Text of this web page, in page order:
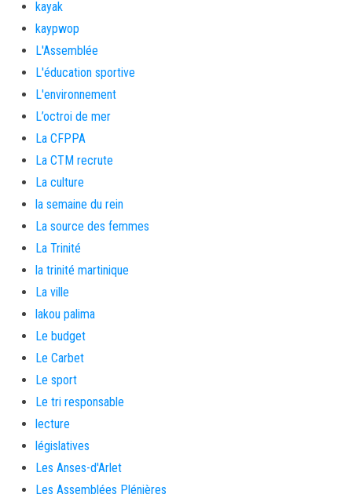
kayak
kaypwop
L'Assemblée
L'éducation sportive
L'environnement
L’octroi de mer
La CFPPA
La CTM recrute
La culture
la semaine du rein
La source des femmes
La Trinité
la trinité martinique
La ville
lakou palima
Le budget
Le Carbet
Le sport
Le tri responsable
lecture
législatives
Les Anses-d'Arlet
Les Assemblées Plénières